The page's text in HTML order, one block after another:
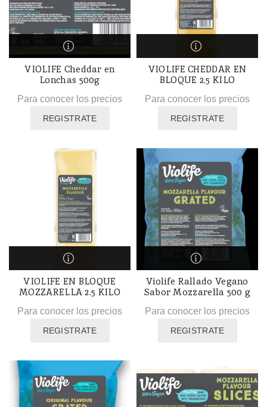
VIOLIFE Cheddar en
Lonchas 500g
Para conocer los precios
REGISTRATE
VIOLIFE CHEDDAR EN
BLOQUE 2.5 KILO
Para conocer los precios
REGISTRATE
VIOLIFE EN BLOQUE
MOZZARELLA 2.5 KILO
Para conocer los precios
REGISTRATE
Violife Rallado Vegano
Sabor Mozzarella 500 g
Para conocer los precios
REGISTRATE